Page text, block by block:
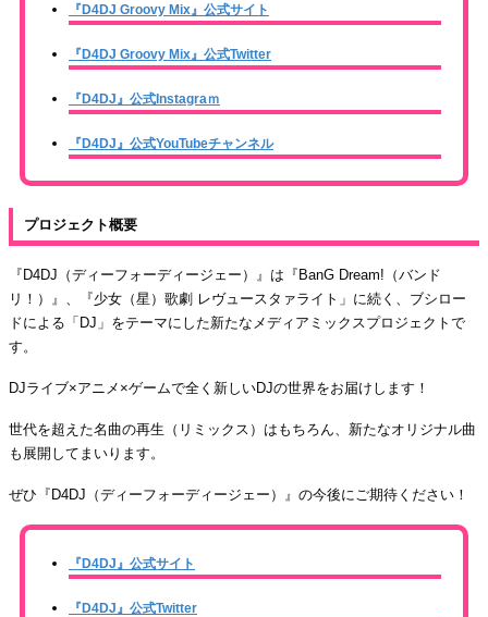
『D4DJ Groovy Mix』公式サイト
『D4DJ Groovy Mix』 公式Twitter
『D4DJ』公式Instagraｍ
『D4DJ』公式YouTubeチャンネル
プロジェクト概要
『D4DJ（ディーフォーディージェー）』は『BanG Dream!（バンド
リ！）』、『少女（星）歌劇 レヴュースタァライト」に続く、ブシロー
ドによる「DJ」をテーマにした新たなメディアミックスプロジェクトで
す。
DJライブ×アニメ×ゲームで全く新しいDJの世界をお届けします！
世代を超えた名曲の再生（リミックス）はもちろん、新たなオリジナル曲
も展開してまいります。
ぜひ『D4DJ（ディーフォーディージェー）』の今後にご期待ください！
『D4DJ』公式サイト
『D4DJ』公式Twitter